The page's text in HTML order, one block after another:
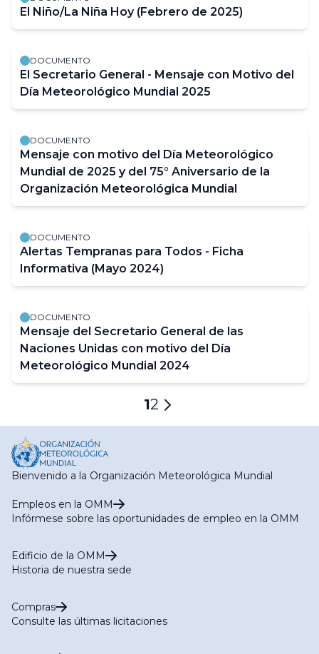
El Niño/La Niña Hoy (Febrero de 2025)
DOCUMENTO
El Secretario General - Mensaje con Motivo del
Día Meteorológico Mundial 2025
DOCUMENTO
Mensaje con motivo del Día Meteorológico
Mundial de 2025 y del 75° Aniversario de la
Organización Meteorológica Mundial
DOCUMENTO
Alertas Tempranas para Todos - Ficha
Informativa (Mayo 2024)
DOCUMENTO
Mensaje del Secretario General de las
Naciones Unidas con motivo del Día
Meteorológico Mundial 2024
Página
actual
1Página
2
Página
Bienvenido a la Organización Meteorológica Mundial
Empleos en la OMM
Infórmese sobre las oportunidades de empleo en la OMM
Edificio de la OMM
Historia de nuestra sede
Compras
Consulte las últimas licitaciones